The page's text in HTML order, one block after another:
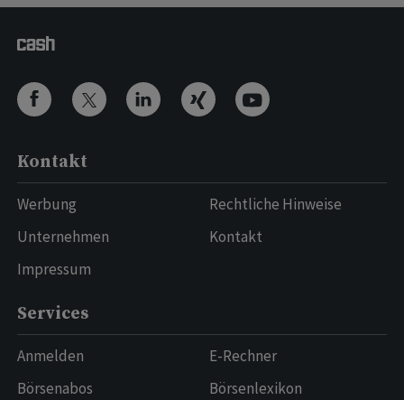
Kontakt
Werbung
Unternehmen
Impressum
Rechtliche Hinweise
Kontakt
Services
Anmelden
Börsenabos
E-Rechner
Börsenlexikon